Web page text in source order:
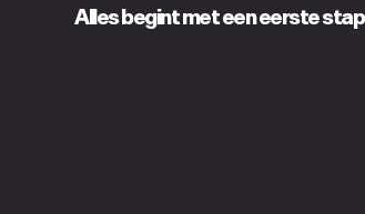
Alles begint met een eerste stap